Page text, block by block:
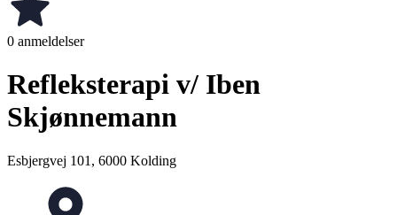
0 anmeldelser
Refleksterapi v/ Iben
Skjønnemann
Esbjergvej 101, 6000 Kolding